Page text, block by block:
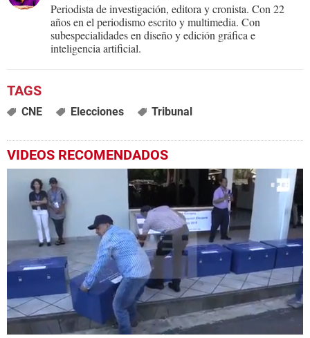
Periodista de investigación, editora y cronista. Con 22
años en el periodismo escrito y multimedia. Con
subespecialidades en diseño y edición gráfica e
inteligencia artificial.
CNE Elecciones Tribunal
VIDEOS RECOMENDADOS